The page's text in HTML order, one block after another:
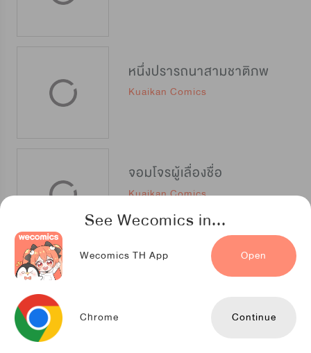
See Wecomics in...
Wecomics TH App Open
Chrome Continue
หนึ่งปรารถนาสามชาติภพ
Kuaikan Comics
จอมโจรผู้เลื่องชื่อ
Kuaikan Comics